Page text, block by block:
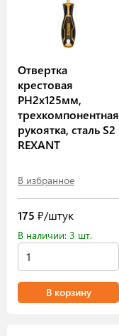
Отвертка
крестовая
PH2х125мм,
трехкомпонентная
рукоятка, сталь S2
REXANT
В избранное
175 ₽/штук
В наличии: 3 шт.
В корзину